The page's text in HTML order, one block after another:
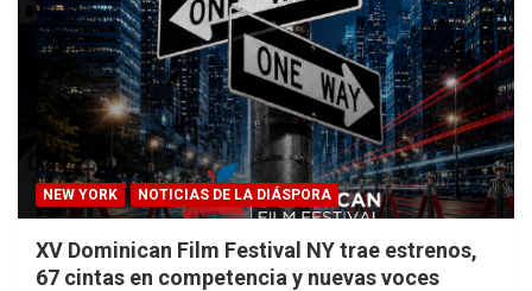
NEW YORK NOTICIAS DE LA DIÁSPORA
XV Dominican Film Festival NY trae estrenos,
67 cintas en competencia y nuevas voces